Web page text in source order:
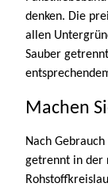
denken. Die
allen
Sauber
Machen
Nach
getrennt in der